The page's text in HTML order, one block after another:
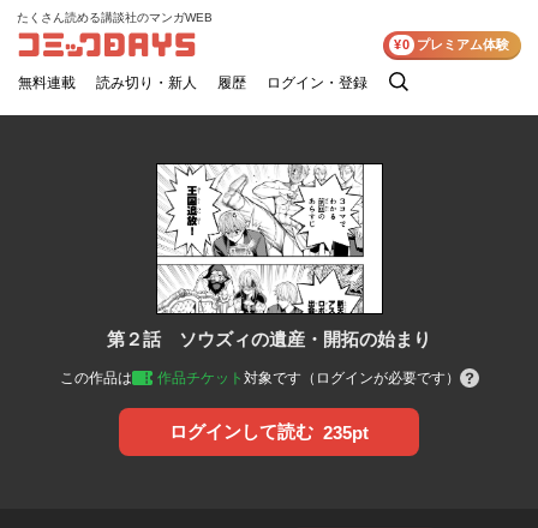
コミックDAYS
たくさん読める講談社のマンガWEB
無料連載 読み切り・新人 履歴 ログイン・登録
検
¥0 プレミアム体験
第２話 ソウズィの遺産・開拓の始まり
この作品は 作品チケット 対象です（ログインが必要です）
ログインして読む 235pt